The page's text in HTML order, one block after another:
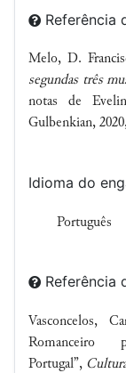
Referência
Melo, D.
segundas três
notas de
Gulbenkian,
Idioma do
Português
Referência
Vasconcelos,
Romanceiro
Portugal”,